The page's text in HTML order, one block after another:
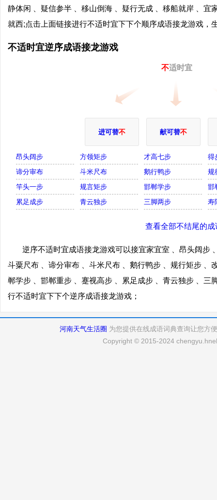
静体闲 、疑信参半 、移山倒海 、疑行无成 、移船就岸 、宜
就西;点击上面链接进行不适时宜下下个顺序成语接龙游戏，
不适时宜逆序成语接龙游戏
不适时宜
进可替不 献可替不
昂头阔步 方领矩步 才高七步
得
谛分审布
斗米尺布 鹅行鸭步
规
竿头一步
规言矩步 邯郸学步
邯
累足成步
青云独步 三脚两步 寿
查看全部不结尾的成
逆序不适时宜成语接龙游戏可以接宜家宜室 、昂头阔步
斗粟尺布 、谛分审布 、斗米尺布 、鹅行鸭步 、规行矩步 、
郸学步 、邯郸重步 、蹇视高步 、累足成步 、青云独步 、三
行不适时宜下下个逆序成语接龙游戏；
河南天气生活圈 为您提供在线成语词典查询让您方
Copyright © 2015-2024